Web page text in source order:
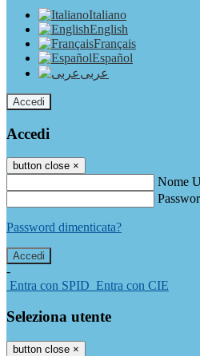
Italiano
English
Français
Español
عربى
Accedi
Accedi
button close ×
Nome
Password dimenticata?
-
Entra con SPID Entra con CIE
Seleziona utente
button close ×